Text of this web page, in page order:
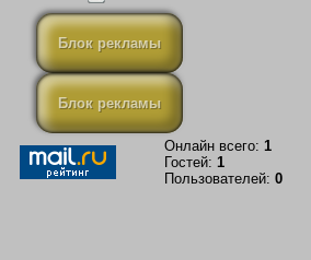
Блок рекламы
Блок рекламы
Онлайн всего: 1
Гостей: 1
Пользователей: 0